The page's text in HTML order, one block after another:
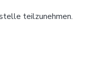
teilzunehmen.